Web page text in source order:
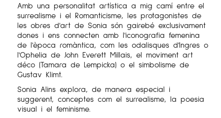
Amb una personalitat artística a mig camí entre el
surrealisme i el Romanticisme, les protagonistes de
les obres d'art de Sonia són gairebé exclusivament
dones i ens connecten amb l'iconografia femenina
de l'època romàntica, com les odalisques d'Ingres o
l'Ophelia de John Everett Millais, el moviment art
déco (Tamara de Lempicka) o el simbolisme de
Gustav Klimt.
Sonia Alins explora, de manera especial i
suggerent, conceptes com el surrealisme, la poesia
visual i el feminisme.